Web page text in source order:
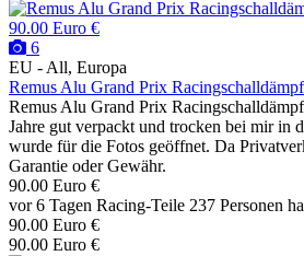
90.00 Euro €
6
EU - All, Europa
Remus Alu Grand Prix
Remus Alu Grand Prix
Jahre gut verpackt und trocken bei mir in
wurde für die Fotos geöffnet. Da
Garantie oder Gewähr.
90.00 Euro €
vor 6 Tagen Racing-Teile 237 Personen
90.00 Euro €
90.00 Euro €